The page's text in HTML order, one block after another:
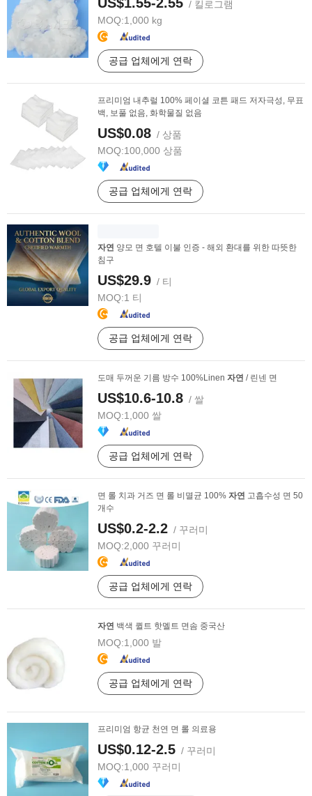
/ 킬로그램
MOQ:1,000 kg
공급 업체에게 연락
프리미엄 내추럴 100% 페이셜 코튼 패드 저자극성, 무표
백, 보풀 없음, 화학물질 없음
US$0.08 / 상품
MOQ:100,000 상품
공급 업체에게 연락
자연 양모 면 호텔 이불 인증 - 해외 환대를 위한 따뜻한
침구
US$29.9 / 티
MOQ:1 티
공급 업체에게 연락
도매 두꺼운 기름 방수 100%Linen 자연 / 린넨 면
US$10.6-10.8 / 쌀
MOQ:1,000 쌀
공급 업체에게 연락
면 롤 치과 거즈 면 롤 비멸균 100% 자연 고흡수성 면 50
개수
US$0.2-2.2 / 꾸러미
MOQ:2,000 꾸러미
공급 업체에게 연락
자연 백색 퀼트 핫멜트 면솜 중국산
MOQ:1,000 발
공급 업체에게 연락
프리미엄 항균 천연 면 롤 의료용
US$0.12-2.5 / 꾸러미
MOQ:1,000 꾸러미